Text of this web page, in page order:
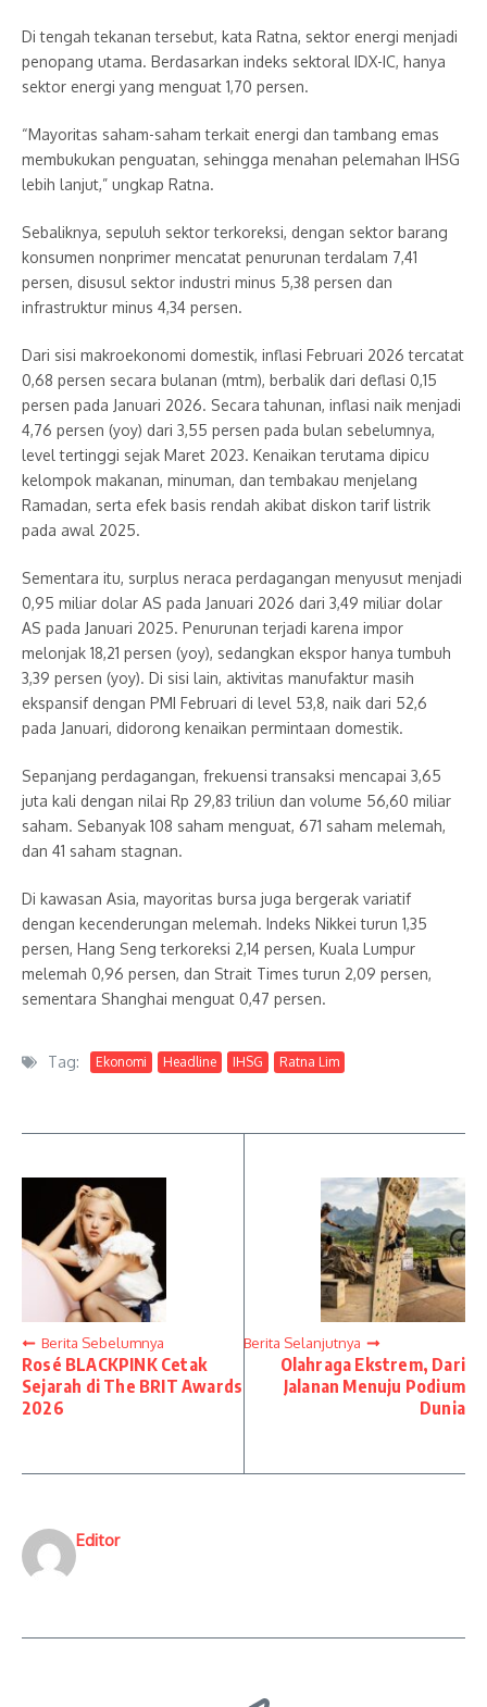
Di tengah tekanan tersebut, kata Ratna, sektor energi menjadi
penopang utama. Berdasarkan indeks sektoral IDX-IC, hanya
sektor energi yang menguat 1,70 persen.
“Mayoritas saham-saham terkait energi dan tambang emas
membukukan penguatan, sehingga menahan pelemahan IHSG
lebih lanjut,” ungkap Ratna.
Sebaliknya, sepuluh sektor terkoreksi, dengan sektor barang
konsumen nonprimer mencatat penurunan terdalam 7,41
persen, disusul sektor industri minus 5,38 persen dan
infrastruktur minus 4,34 persen.
Dari sisi makroekonomi domestik, inflasi Februari 2026 tercatat
0,68 persen secara bulanan (mtm), berbalik dari deflasi 0,15
persen pada Januari 2026. Secara tahunan, inflasi naik menjadi
4,76 persen (yoy) dari 3,55 persen pada bulan sebelumnya,
level tertinggi sejak Maret 2023. Kenaikan terutama dipicu
kelompok makanan, minuman, dan tembakau menjelang
Ramadan, serta efek basis rendah akibat diskon tarif listrik
pada awal 2025.
Sementara itu, surplus neraca perdagangan menyusut menjadi
0,95 miliar dolar AS pada Januari 2026 dari 3,49 miliar dolar
AS pada Januari 2025. Penurunan terjadi karena impor
melonjak 18,21 persen (yoy), sedangkan ekspor hanya tumbuh
3,39 persen (yoy). Di sisi lain, aktivitas manufaktur masih
ekspansif dengan PMI Februari di level 53,8, naik dari 52,6
pada Januari, didorong kenaikan permintaan domestik.
Sepanjang perdagangan, frekuensi transaksi mencapai 3,65
juta kali dengan nilai Rp 29,83 triliun dan volume 56,60 miliar
saham. Sebanyak 108 saham menguat, 671 saham melemah,
dan 41 saham stagnan.
Di kawasan Asia, mayoritas bursa juga bergerak variatif
dengan kecenderungan melemah. Indeks Nikkei turun 1,35
persen, Hang Seng terkoreksi 2,14 persen, Kuala Lumpur
melemah 0,96 persen, dan Strait Times turun 2,09 persen,
sementara Shanghai menguat 0,47 persen.
Tag: Ekonomi Headline IHSG Ratna Lim
Berita Sebelumnya
Rosé BLACKPINK Cetak
Sejarah di The BRIT Awards
2026
Berita Selanjutnya
Olahraga Ekstrem, Dari
Jalanan Menuju Podium
Dunia
Editor